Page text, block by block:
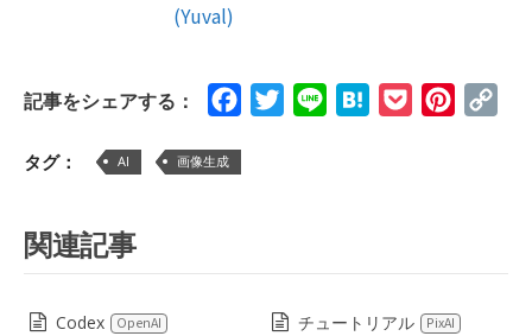
(Yuval)
記事をシェアする： FacebookTwitterLine HatenaPocket
タグ： AI 画像生成
関連記事
Codex OpenAI チュートリアル PixAI